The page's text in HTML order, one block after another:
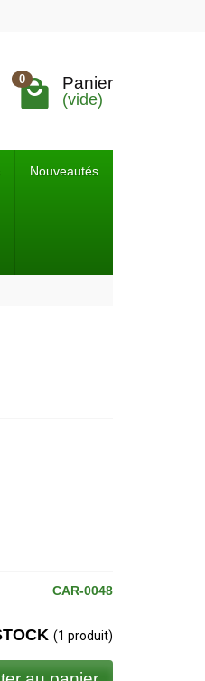
0 Panier
(vide)
Nouveautés
CAR-0048
(1 produit)